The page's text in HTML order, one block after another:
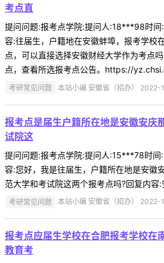
考点直
提问问题:报考点学院:提问人:18***98时
容:往届生，户籍地在安徽蚌埠，报考学校
点，可以直接选择安徽财经大学作为考点
点，查看所选报考点公告。https://
考研常见问题 本站小编 安徽省（招办） 2022-
报考点是届生户籍所在地是安徽安庆
试院这
提问问题:报考点学院:提问人:15***78时
容:您好，我是往届生，户籍所在地是安徽
范大学和考试院这两个报考点吗?回复内容
考研常见问题 本站小编 安徽省（招办） 2022-
报考点应届生学校在合肥报考学校在
教育考